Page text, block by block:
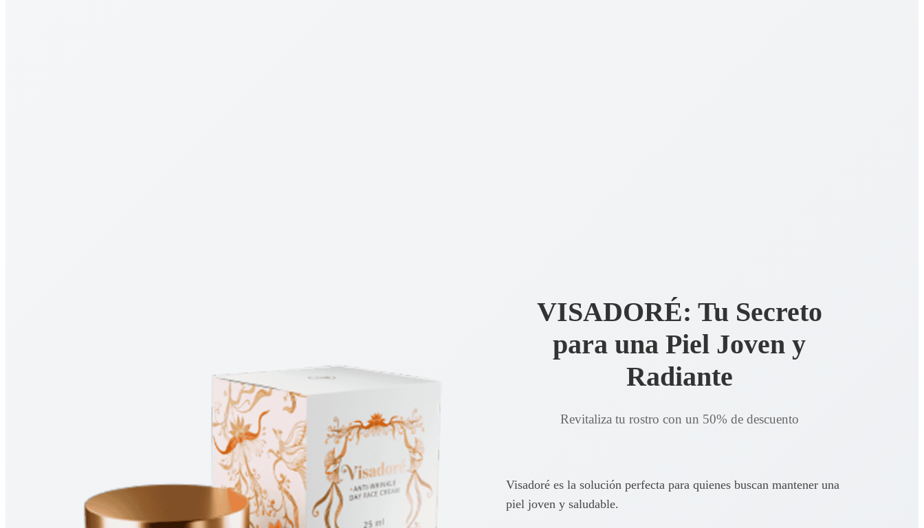
VISADORÉ: Tu Secreto
para una Piel Joven y
Radiante
Revitaliza tu rostro con un 50% de descuento
Visadoré es la solución perfecta para quienes buscan mantener una
piel joven y saludable.